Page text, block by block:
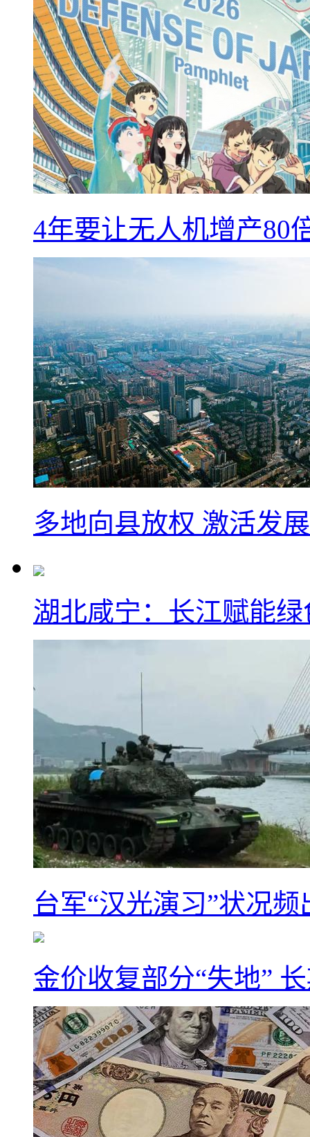
4年要让无人机增产80
多地向县放权 激活发
湖北咸宁：长江赋能
台军“汉光演习”状况
金价收复部分“失地”